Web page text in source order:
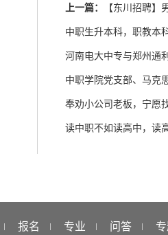
上一篇： 【东川招聘】男
中职生升本科，职教本
河南电大中专与郑州通
奉劝小公司老板，宁愿
读中职不如读高中，读
报名 专业 问答